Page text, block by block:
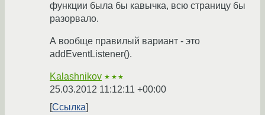
функции была бы кавычка, всю страницу бы
разорвало.
А вообще правилый вариант - это
addEventListener().
Kalashnikov ★★★
25.03.2012 11:12:11 +00:00
Ссылка